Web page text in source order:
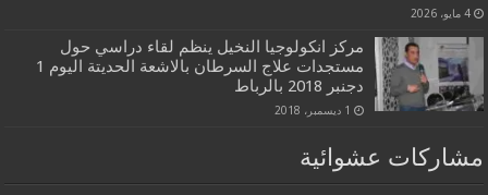
4 مايو، 2026
مركز انكولوجيا النخيل ينظم لقاء دراسي حول
مستجدات علاج السرطان بالاشعة الحديتة اليوم 1
دجنبر 2018 بالرباط
1 ديسمبر، 2018
مشاركات عشوائية